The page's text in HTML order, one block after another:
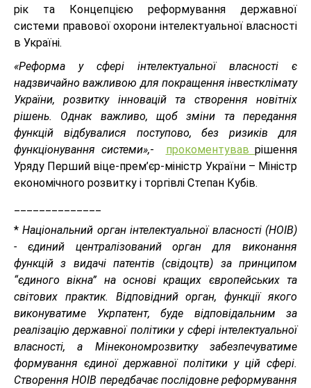
рік та Концепцією реформування державної
системи правової охорони інтелектуальної власності
в Україні.
«Реформа у сфері інтелектуальної власності є
надзвичайно важливою для покращення інвестклімату
України, розвитку інновацій та створення новітніх
рішень. Однак важливо, щоб зміни та передання
функцій відбувалися поступово, без ризиків для
функціонування системи»,- прокоментував рішення
Уряду Перший віце-прем’єр-міністр України – Міністр
економічного розвитку і торгівлі Степан Кубів.
*Національний орган інтелектуальної власності (НОІВ)
- єдиний централізований орган для виконання
функцій з видачі патентів (свідоцтв) за принципом
“єдиного вікна” на основі кращих європейських та
світових практик. Відповідний орган, функції якого
виконуватиме Укрпатент, буде відповідальним за
реалізацію державної політики у сфері інтелектуальної
власності, а Мінекономрозвитку забезпечуватиме
формування єдиної державної політики у цій сфері.
Створення НОІВ передбачає послідовне реформування